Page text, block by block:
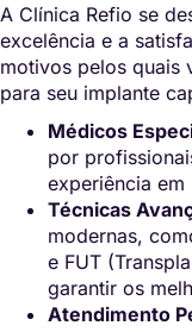
A Clínica Refio se
excelência e a
motivos pelos quais
para seu implante
Médicos
por
experiência em
Técnicas
modernas,
e FUT
garantir os
Atendimento